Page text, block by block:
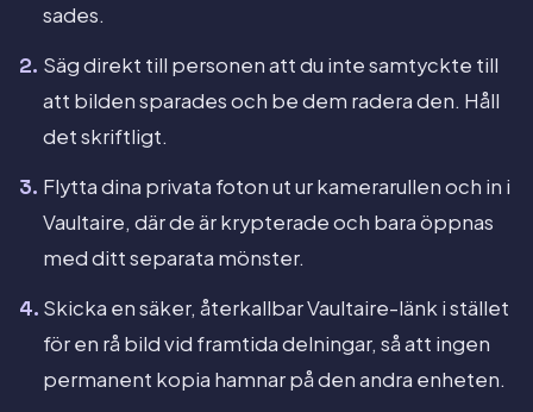
sades.
Säg direkt till personen att du inte samtyckte till
att bilden sparades och be dem radera den. Håll
det skriftligt.
Flytta dina privata foton ut ur kamerarullen och in i
Vaultaire, där de är krypterade och bara öppnas
med ditt separata mönster.
Skicka en säker, återkallbar Vaultaire-länk i stället
för en rå bild vid framtida delningar, så att ingen
permanent kopia hamnar på den andra enheten.